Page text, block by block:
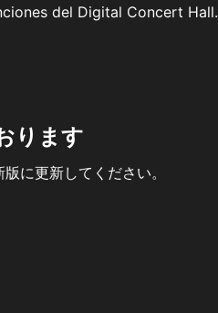
del Digital Concert Hall.
ります
に更新してください。